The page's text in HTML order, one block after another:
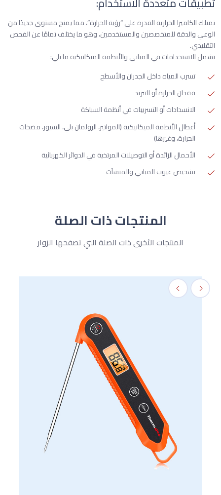
تمتلك الكاميرا الحرارية القدرة على “رؤية الحرارة”، مما يمنح مستوى جديدًا من
الوعي والدقة للمتخصصين والمستخدمين، وهو ما يختلف تمامًا عن الفحص
التقليدي.
تشمل الاستخدامات في المباني والأنظمة الميكانيكية ما يلي:
تسرب المياه داخل الجدران والأسطح
فقدان الحرارة أو التبريد
الانسدادات أو التسريبات في أنظمة السباكة
أعطال الأنظمة الميكانيكية (المواتير، الرولمان بلي، السيور، مضخات
الحرارة، وغيرها)
الأحمال الزائدة أو التوصيلات المرتخية في الدوائر الكهربائية
تشخيص عيوب المباني والمنشآت
المنتجات ذات الصلة
المنتجات الأخرى ذات الصلة التي تصفحها الزوار